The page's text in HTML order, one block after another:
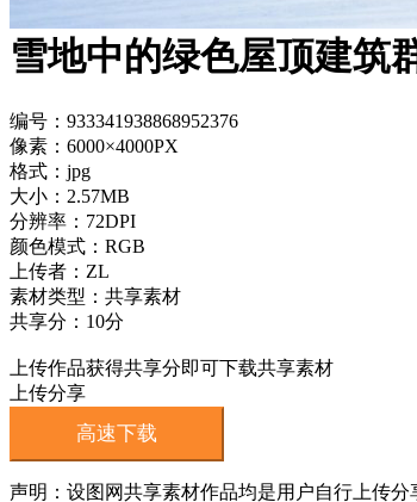
雪地中的绿色屋顶建筑
编号：933341938868952376
像素：6000×4000PX
格式：jpg
大小：2.57MB
分辨率：72DPI
颜色模式：RGB
上传者：ZL
素材类型：共享素材
共享分：10分
上传作品获得共享分即可下载共享素材
上传分享
高速下载
声明：设图网共享素材作品均是用户自行上传分